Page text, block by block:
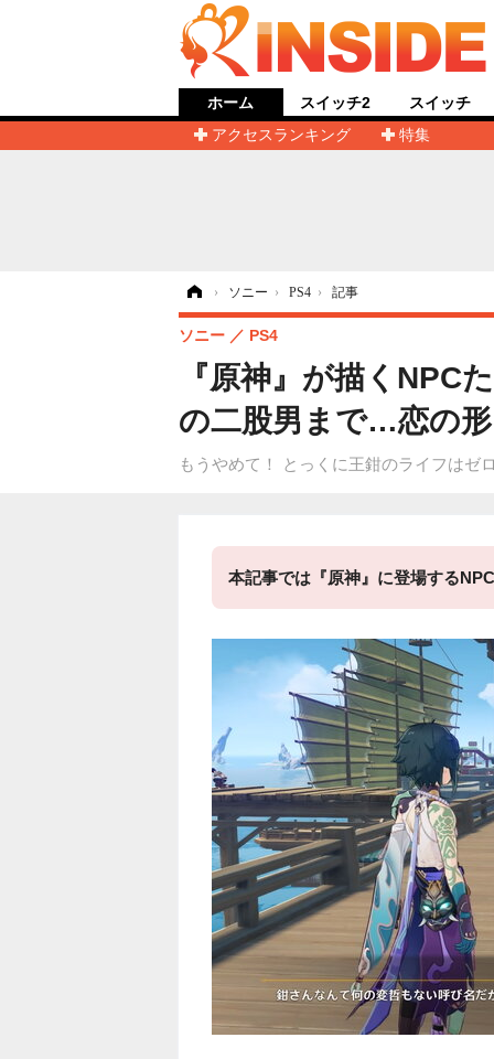
ホーム
アクセスランキング
特集
スイッチ2 スイッチ
› ソニー › PS4 › 記事
『原神』が描くNPC
の二股男まで…恋の
もうやめて！ とっくに王鉗のライフはゼ
ソニー PS4
本記事では『原神』に登場する